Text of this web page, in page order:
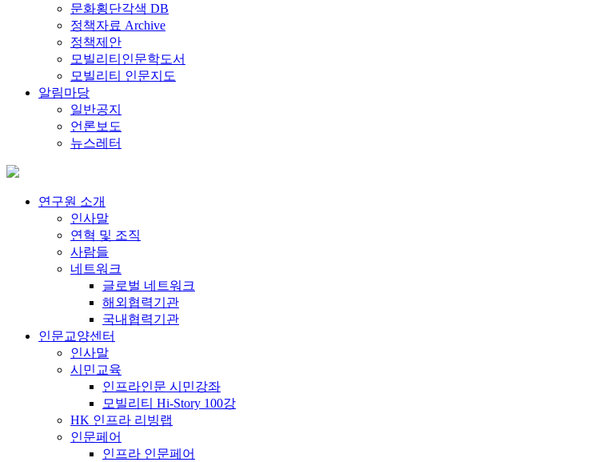
문화횡단각색 DB
정책자료 Archive
정책제안
모빌리티인문학도서
모빌리티 인문지도
알림마당
일반공지
언론보도
뉴스레터
연구원 소개
인사말
연혁 및 조직
사람들
네트워크
글로벌 네트워크
해외협력기관
국내협력기관
인문교양센터
인사말
시민교육
인프라인문 시민강좌
모빌리티 Hi-Story 100강
HK 인프라 리빙랩
인문페어
인프라 인문페어